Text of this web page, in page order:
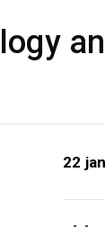
22